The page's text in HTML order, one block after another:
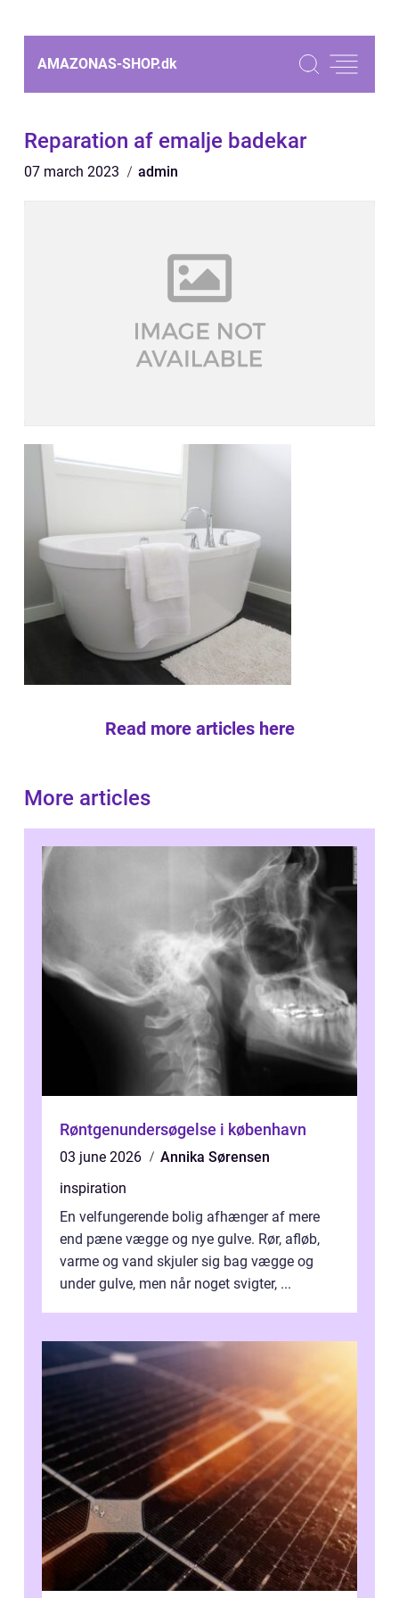
AMAZONAS-SHOP.dk
Reparation af emalje badekar
07 march 2023 admin
Read more articles here
More articles
Røntgenundersøgelse i københavn
03 june 2026
Annika Sørensen
inspiration
En velfungerende bolig afhænger af mere
end pæne vægge og nye gulve. Rør, afløb,
varme og vand skjuler sig bag vægge og
under gulve, men når noget svigter, ...